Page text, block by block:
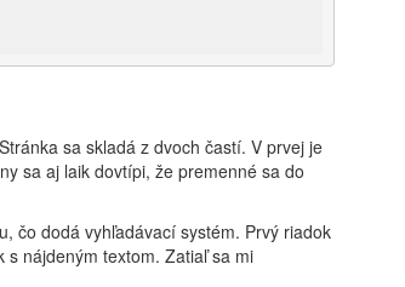
sa skladá z dvoch častí. V prvej je
sa aj laik dovtípi, že premenné sa do
čo dodá vyhľadávací systém. Prvý riadok
nájdeným textom. Zatiaľ sa mi